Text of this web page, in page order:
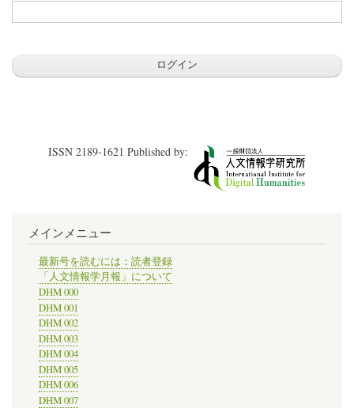
ISSN 2189-1621 Published by:
メインメニュー
最新号を読むには：読者登録
「人文情報学月報」について
DHM 000
DHM 001
DHM 002
DHM 003
DHM 004
DHM 005
DHM 006
DHM 007